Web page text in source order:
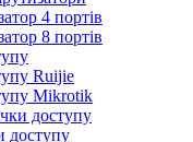
4 портів
8 портів
Ruijie
Mikrotik
доступу
доступу